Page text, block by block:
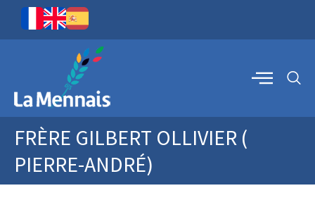
FRÈRE GILBERT OLLIVIER (
PIERRE-ANDRÉ)